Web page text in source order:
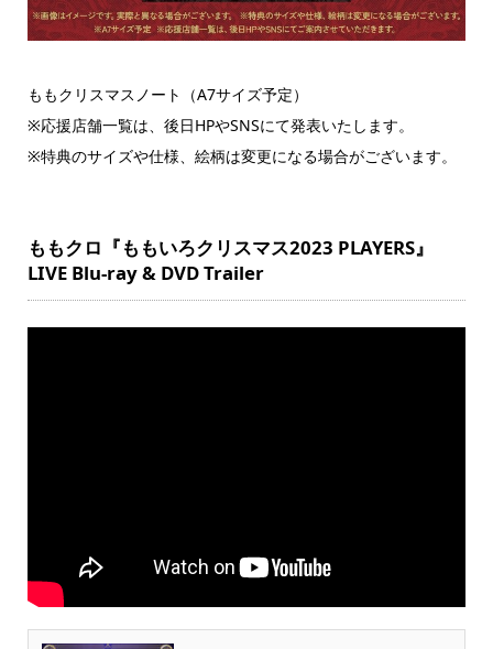
ももクリスマスノート（A7サイズ予定）
※応援店舗一覧は、後日HPやSNSにて発表いたします。
※特典のサイズや仕様、絵柄は変更になる場合がございます。
ももクロ『ももいろクリスマス2023 PLAYERS』
LIVE Blu-ray & DVD Trailer